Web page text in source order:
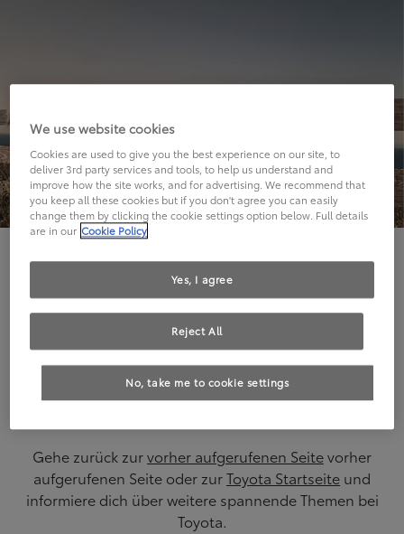
Hier geht's leider nicht weiter.
Die angeforderte Seite kann leider nicht gefunden
werden.
Gehe zurück zurvorher aufgerufenen Seitevorher
aufgerufenen Seite oder zurToyota Startseite und
informiere dich über weitere spannende Themen bei
Toyota.
We use website cookies
Cookies are used to give you the best experience on our site, to
deliver 3rd party services and tools, to help us understand and
improve how the site works, and for advertising. We recommend that
you keep all these cookies but if you don't agree you can easily
change them by clicking the cookie settings option below. Full details
are in our Cookie Policy
No, take me to cookie settings
Reject All
Yes, I agree